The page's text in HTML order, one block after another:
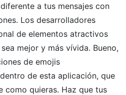
a tus mensajes con
Los desarrolladores
de elementos atractivos
mejor y más vívida. Bueno,
de emojis
de esta aplicación, que
como quieras. Haz que tus